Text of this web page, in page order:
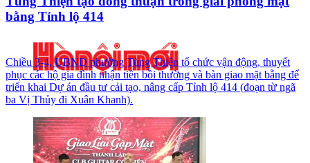
bằng Tỉnh lộ 414
Chiều 3-4, UBND phường Tùng Thiện tổ chức vận động, thuyết
phục các hộ gia đình nhận tiền bồi thường và bàn giao mặt bằng để
triển khai Dự án đầu tư cải tạo, nâng cấp Tỉnh lộ 414 (đoạn từ ngã
ba Vị Thủy đi Xuân Khanh).